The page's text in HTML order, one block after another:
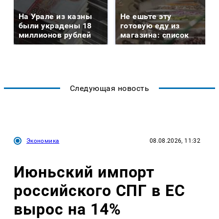
На Урале из казны
были украдены 18
миллионов рублей
Не ешьте эту
готовую еду из
магазина: список
Следующая новость
Экономика 08.08.2026, 11:32
Июньский импорт
российского СПГ в ЕС
вырос на 14%